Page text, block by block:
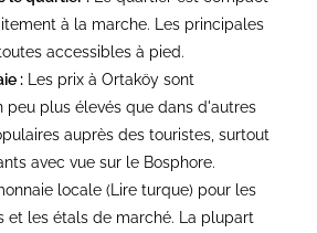
à la marche. Les principales
accessibles à pied.
: Les prix à Ortaköy sont
peu plus élevés que dans d'autres
auprès des touristes, surtout
avec vue sur le Bosphore.
locale (Lire turque) pour les
et les étals de marché. La plupart